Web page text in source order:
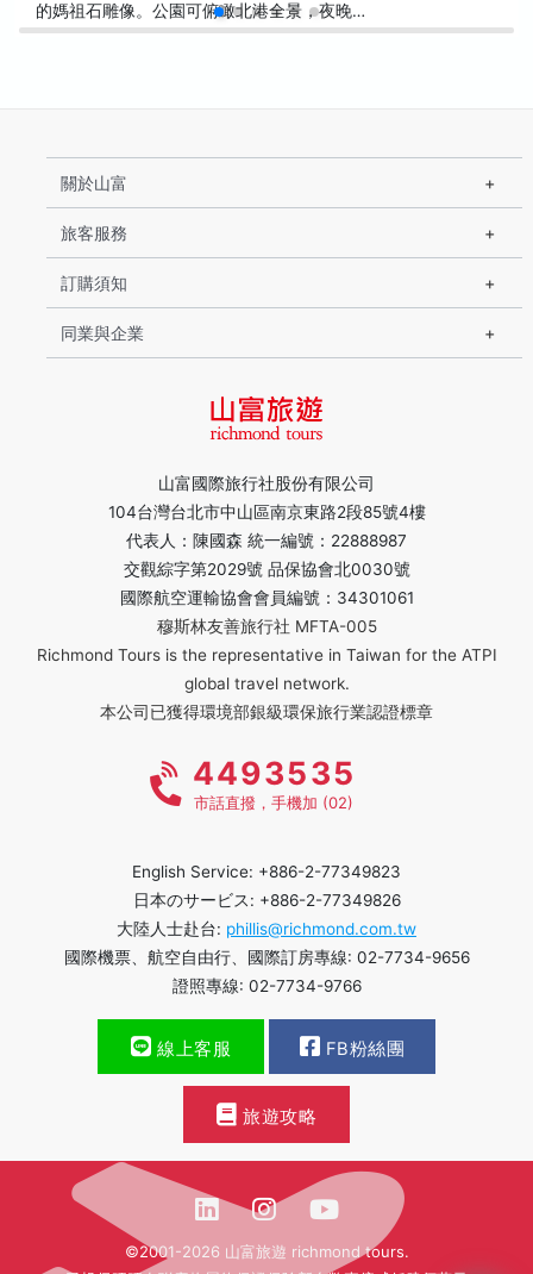
的媽祖石雕像。公園可俯瞰北港全景，夜晚…
山富國際旅行社股份有限公司
104台灣台北市中山區南京東路2段85號4樓
代表人：陳國森 統一編號：22888987
交觀綜字第2029號 品保協會北0030號
國際航空運輸協會會員編號：34301061
穆斯林友善旅行社 MFTA-005
Richmond Tours is the representative in Taiwan for the ATPI
global travel network.
本公司已獲得環境部銀級環保旅行業認證標章
關於山富
旅客服務
訂購須知
同業與企業
4493535
市話直撥，手機加 (02)
English Service: +886-2-77349823
日本のサービス: +886-2-77349826
大陸人士赴台: phillis@richmond.com.tw
國際機票、航空自由行、國際訂房專線: 02-7734-9656
證照專線: 02-7734-9766
線上客服 FB粉絲團
旅遊攻略
©2001-2026 山富旅遊 richmond tours.